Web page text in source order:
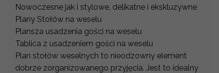
Nowoczesne jak i stylowe, delikatne i ekskluzywne
Plany Stołów na weselu
Plansza usadzenia gości na weselu
Tablica z usadzeniem gości na weselu
Plan stołów weselnych to nieodzowny element
dobrze zorganizowanego przyjęcia. Jest to idealny